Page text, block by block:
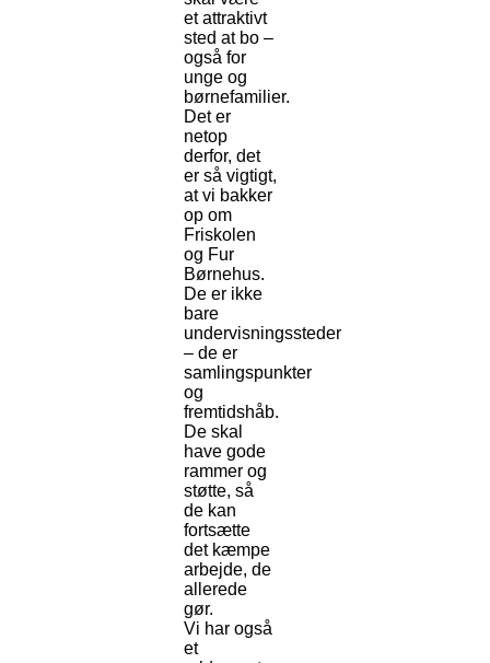
et attraktivt
sted at bo –
også for
unge og
børnefamilier.
Det er
netop
derfor, det
er så vigtigt,
at vi bakker
op om
Friskolen
og Fur
Børnehus.
De er ikke
bare
undervisningssteder
– de er
samlingspunkter
og
fremtidshåb.
De skal
have gode
rammer og
støtte, så
de kan
fortsætte
det kæmpe
arbejde, de
allerede
gør.
Vi har også
et